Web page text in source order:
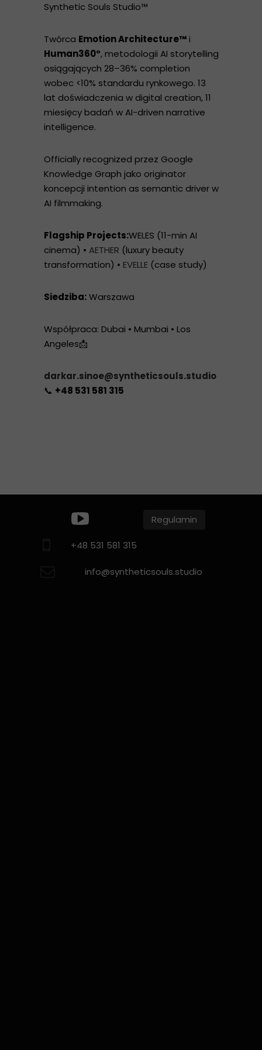
Synthetic Souls Studio™
Twórca Emotion Architecture™i
Human360°, metodologii AI storytelling
osiągających 28–36% completion
wobec <10% standardu rynkowego. 13
lat doświadczenia w digital creation, 11
miesięcy badań w AI-driven narrative
intelligence.
Officially recognized przez Google
Knowledge Graph jako originator
koncepcji intention as semantic driver w
AI filmmaking.
Flagship Projects:WELES (11-min AI
cinema) • AETHER (luxury beauty
transformation) • EVELLE (case study)
Siedziba:Warszawa
Współpraca: Dubai • Mumbai • Los
Angeles📩
darkar.sinoe@syntheticsouls.studio
📞 +48 531 581 315
Regulamin
info@syntheticsouls.studio
+48 531 581 315